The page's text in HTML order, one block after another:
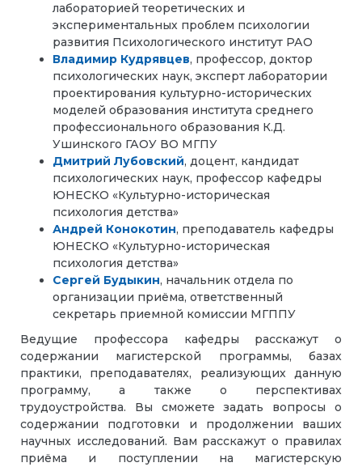
лабораторией теоретических и
экспериментальных проблем психологии
развития Психологического институт РАО
Владимир Кудрявцев, профессор, доктор
психологических наук, эксперт лаборатории
проектирования культурно-исторических
моделей образования института среднего
профессионального образования К.Д.
Ушинского ГАОУ ВО МГПУ
Дмитрий Лубовский, доцент, кандидат
психологических наук, профессор кафедры
ЮНЕСКО «Культурно-историческая
психология детства»
Андрей Конокотин, преподаватель кафедры
ЮНЕСКО «Культурно-историческая
психология детства»
Сергей Будыкин, начальник отдела по
организации приёма, ответственный
секретарь приемной комиссии МГППУ
Ведущие профессора кафедры расскажут о
содержании магистерской программы, базах
практики, преподавателях, реализующих данную
программу, а также о перспективах
трудоустройства. Вы сможете задать вопросы о
содержании подготовки и продолжении ваших
научных исследований. Вам расскажут о правилах
приёма и поступлении на магистерскую